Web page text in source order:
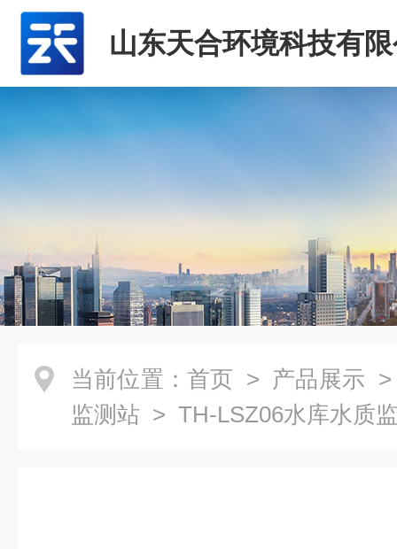
山东天合环境科技有
当前位置： 首页 > 产品展示
监测站 > TH-LSZ06水库水质